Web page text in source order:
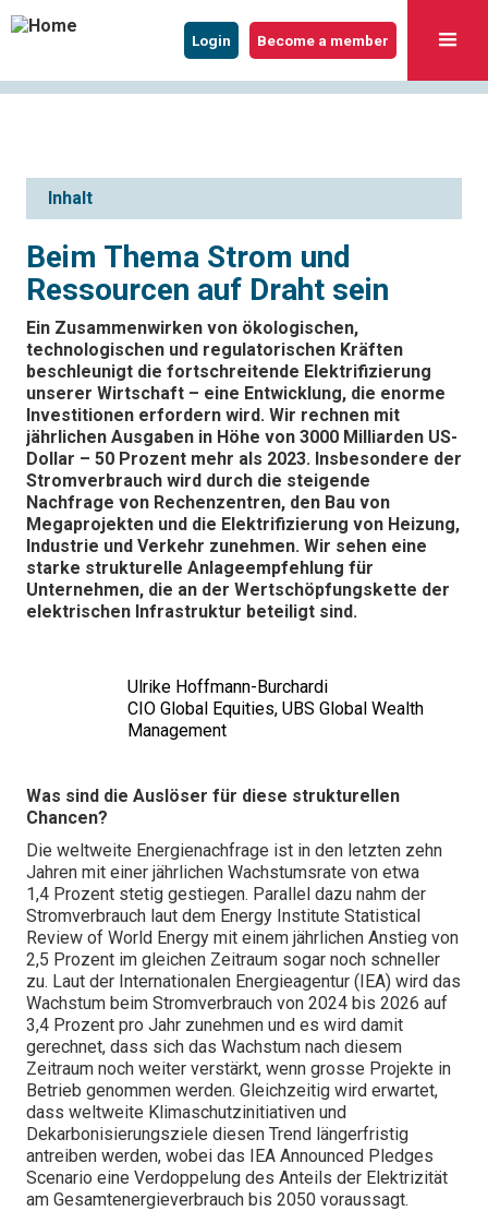
Become a member
Login
Inhalt
Beim Thema Strom und
Ressourcen auf Draht sein
Ein Zusammenwirken von ökologischen,
technologischen und regulatorischen Kräften
beschleunigt die fortschreitende Elektrifizierung
unserer Wirtschaft – eine Entwicklung, die enorme
Investitionen erfordern wird. Wir rechnen mit
jährlichen Ausgaben in Höhe von 3000 Milliarden US-
Dollar – 50 Prozent mehr als 2023. Insbesondere der
Stromverbrauch wird durch die steigende
Nachfrage von Rechenzentren, den Bau von
Megaprojekten und die Elektrifizierung von Heizung,
Industrie und Verkehr zunehmen. Wir sehen eine
starke strukturelle Anlageempfehlung für
Unternehmen, die an der Wertschöpfungskette der
elektrischen Infrastruktur beteiligt sind.
Ulrike Hoffmann-Burchardi
CIO Global Equities, UBS Global Wealth
Management
Was sind die Auslöser für diese strukturellen
Chancen?
Die weltweite Energienachfrage ist in den letzten zehn
Jahren mit einer jährlichen Wachstumsrate von etwa
1,4 Prozent stetig gestiegen. Parallel dazu nahm der
Stromverbrauch laut dem Energy Institute Statistical
Review of World Energy mit einem jährlichen Anstieg von
2,5 Prozent im gleichen Zeitraum sogar noch schneller
zu. Laut der Internationalen Energieagentur (IEA) wird das
Wachstum beim Stromverbrauch von 2024 bis 2026 auf
3,4 Prozent pro Jahr zunehmen und es wird damit
gerechnet, dass sich das Wachstum nach diesem
Zeitraum noch weiter verstärkt, wenn grosse Projekte in
Betrieb genommen werden. Gleichzeitig wird erwartet,
dass weltweite Klimaschutzinitiativen und
Dekarbonisierungsziele diesen Trend längerfristig
antreiben werden, wobei das IEA Announced Pledges
Scenario eine Verdoppelung des Anteils der Elektrizität
am Gesamtenergieverbrauch bis 2050 voraussagt.